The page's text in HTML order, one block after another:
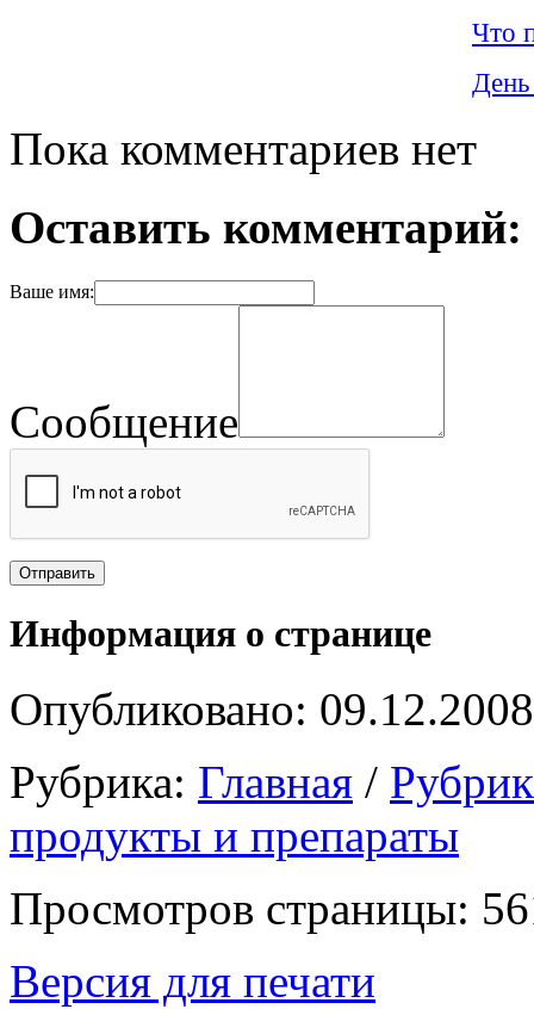
Что
День
Пока комментариев нет
Оставить комментарий:
Ваше имя:
Сообщение
Информация о странице
Опубликовано: 09.12.2008
Рубрика: Главная /
продукты и препараты
Просмотров страницы:
Версия для печати